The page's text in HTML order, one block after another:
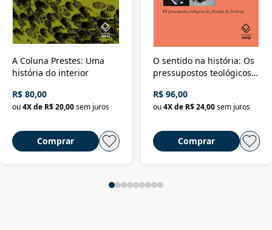
A Coluna Prestes: Uma
história do interior
R$ 80,00
ou4X de R$ 20,00sem juros
Comprar
O sentido na história: Os
pressupostos teológicos
R$ 96,00
ou 4X de R$ 24,00 sem juros
Comprar